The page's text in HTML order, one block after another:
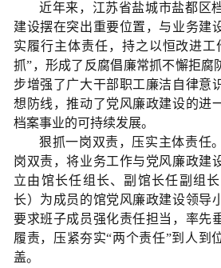
近年来，江苏省盐城市盐都区
建设摆在突出重要位置，与业务建
实履行主体责任，持之以恒改进工
抓”，形成了反腐倡廉常抓不懈拒腐
步增强了广大干部职工廉洁自律意
想防线，推动了党风廉政建设的进
档案事业的可持续发展。
狠抓一岗双责，压实主体责任
岗双责，将业务工作与党风廉政建
立由馆长任组长、副馆长任副组
长）为成员的馆党风廉政建设领导
要求班子成员强化责任担当，率先
履责，压紧夯实“两个责任”到人到
盖。